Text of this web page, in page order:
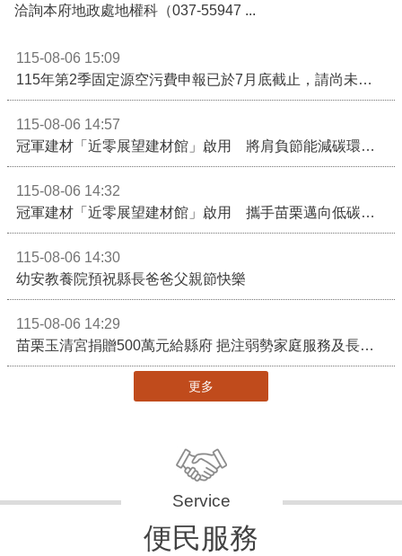
洽詢本府地政處地權科（037-55947 ...
115-08-06 15:09
115年第2季固定源空污費申報已於7月底截止，請尚未申報公私場所儘速完成申繳，以免面臨滯納金及罰鍰!
115-08-06 14:57
冠軍建材「近零展望建材館」啟用 將肩負節能減碳環境教育重任
115-08-06 14:32
冠軍建材「近零展望建材館」啟用 攜手苗栗邁向低碳建築新未來
115-08-06 14:30
幼安教養院預祝縣長爸爸父親節快樂
115-08-06 14:29
苗栗玉清宮捐贈500萬元給縣府 挹注弱勢家庭服務及長照醫療資源
更多
便民服務